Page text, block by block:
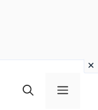
Menu